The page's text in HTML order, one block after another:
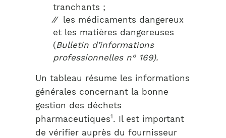
tranchants ;
⁄⁄ les médicaments dangereux
et les matières dangereuses
(Bulletin d’informations
professionnelles n° 169).
Un tableau résume les informations
générales concernant la bonne
gestion des déchets
pharmaceutiques1 . Il est important
de vérifier auprès du fournisseur